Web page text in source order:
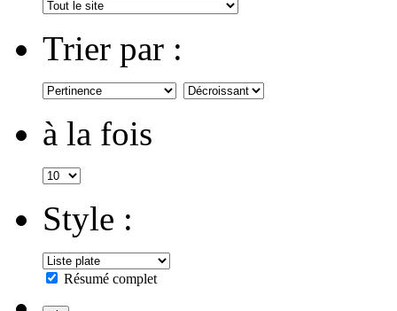
Trier par :
à la fois
Style :
Résumé complet